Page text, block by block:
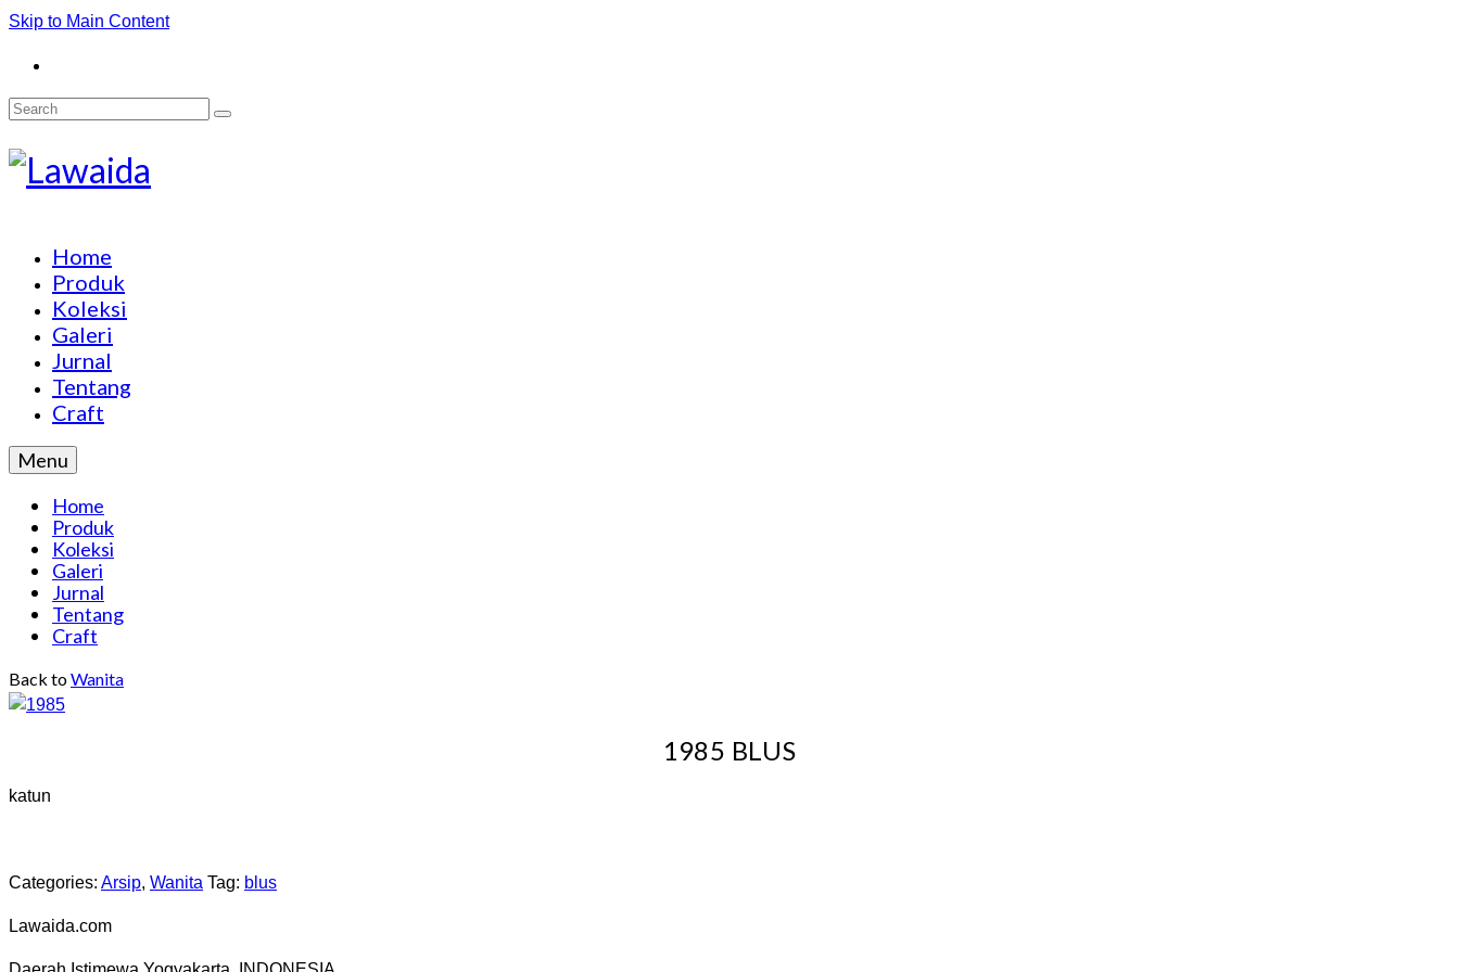
Skip to Main Content
Search
Home
Produk
Koleksi
Galeri
Jurnal
Tentang
Craft
Menu
Home
Produk
Koleksi
Galeri
Jurnal
Tentang
Craft
Back toWanita
1985 BLUS
katun
Categories: Arsip, Wanita Tag: blus
Lawaida.com